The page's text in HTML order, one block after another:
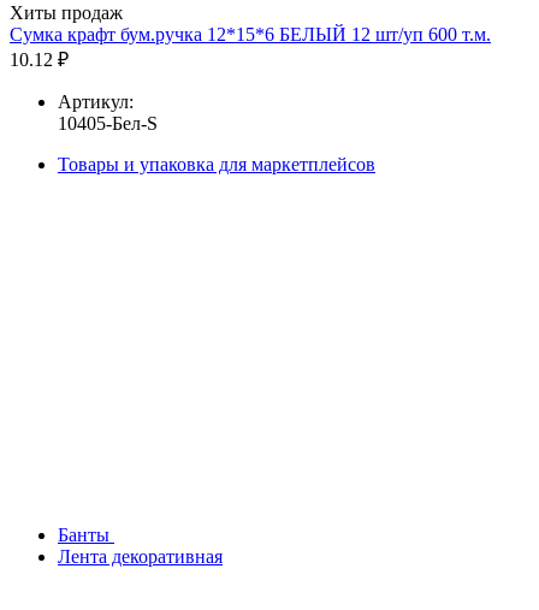
Хиты продаж
Сумка крафт бум.ручка 12*15*6 БЕЛЫЙ 12 шт/уп 600 т.м.
10.12 ₽
Артикул:
10405-Бел-S
Товары и упаковка для маркетплейсов
Банты
Лента декоративная